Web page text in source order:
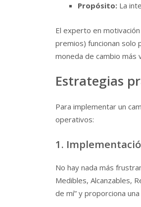
Propósito: La
El experto en motivación
premios) funcionan solo
moneda de cambio más
Estrategias
Para implementar un
operativos:
1.
No hay nada más
Medibles, Alcanzables,
de mí” y proporciona